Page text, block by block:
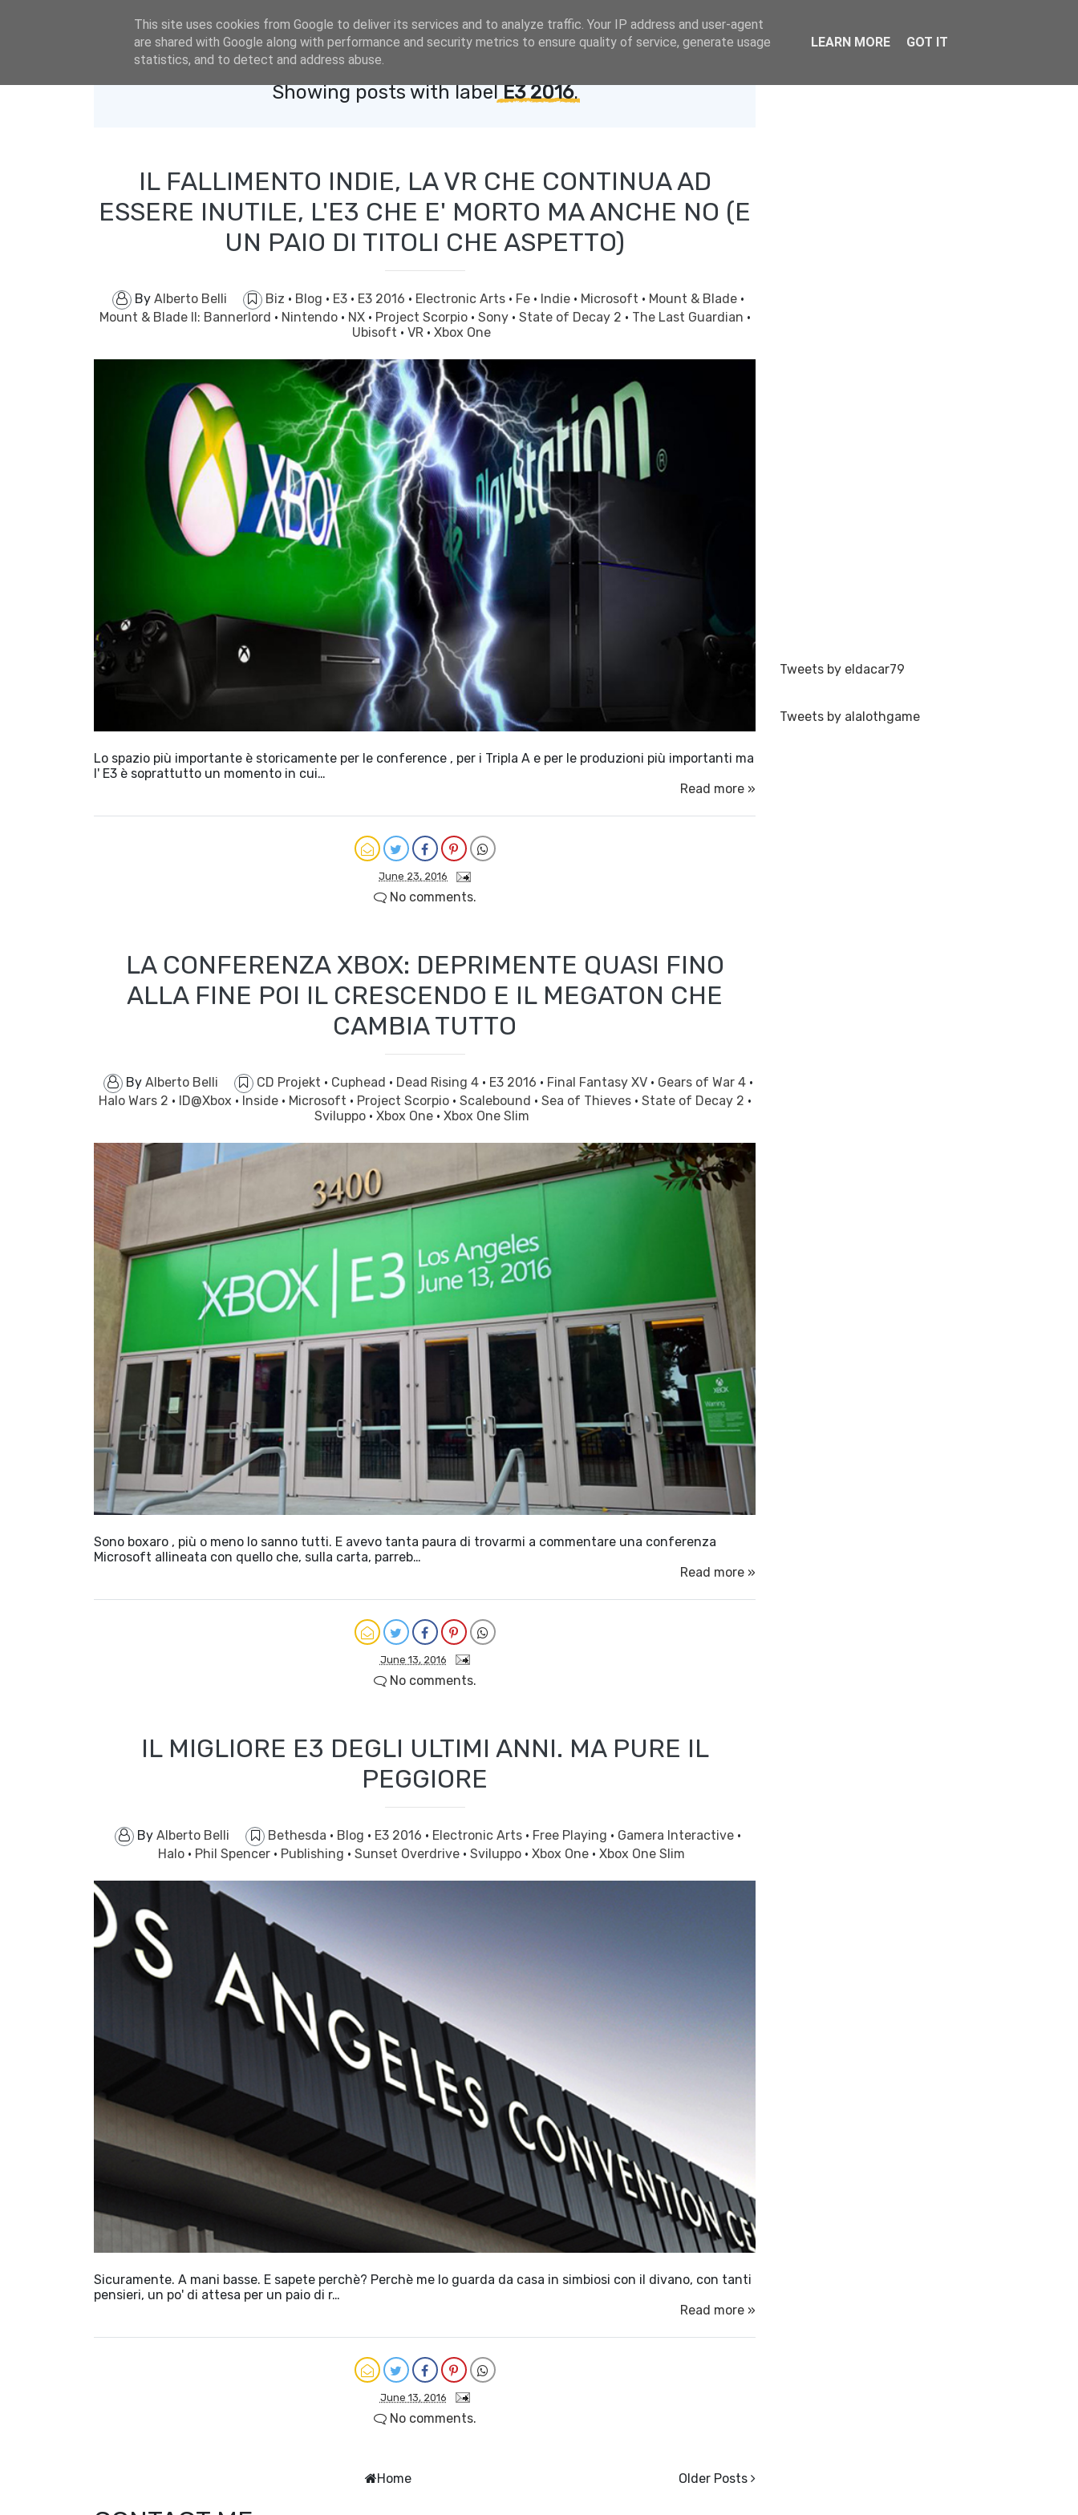
Showing posts with labelE3 2016.
IL FALLIMENTO INDIE, LA VR CHE CONTINUA AD
ESSERE INUTILE, L'E3 CHE E' MORTO MA ANCHE NO (E
UN PAIO DI TITOLI CHE ASPETTO)
By Alberto Belli Biz · Blog · E3 · E3 2016 · Electronic Arts · Fe · Indie · Microsoft · Mount & Blade ·
Mount & Blade II: Bannerlord · Nintendo · NX · Project Scorpio · Sony · State of Decay 2 · The Last Guardian ·
Ubisoft · VR · Xbox One
Lo spazio più importante è storicamente per le conference , per i Tripla A e per le produzioni più importanti ma
l' E3 è soprattutto un momento in cui…
Read more »
June 23, 2016
No comments.
LA CONFERENZA XBOX: DEPRIMENTE QUASI FINO
ALLA FINE POI IL CRESCENDO E IL MEGATON CHE
CAMBIA TUTTO
By Alberto Belli CD Projekt · Cuphead · Dead Rising 4 · E3 2016 · Final Fantasy XV · Gears of War 4 ·
Halo Wars 2 · ID@Xbox · Inside · Microsoft · Project Scorpio · Scalebound · Sea of Thieves · State of Decay 2 ·
Sviluppo · Xbox One · Xbox One Slim
Sono boxaro , più o meno lo sanno tutti. E avevo tanta paura di trovarmi a commentare una conferenza
Microsoft allineata con quello che, sulla carta, parreb…
Read more »
June 13, 2016
No comments.
IL MIGLIORE E3 DEGLI ULTIMI ANNI. MA PURE IL
PEGGIORE
By Alberto Belli Bethesda · Blog · E3 2016 · Electronic Arts · Free Playing · Gamera Interactive ·
Halo · Phil Spencer · Publishing · Sunset Overdrive · Sviluppo · Xbox One · Xbox One Slim
Sicuramente. A mani basse. E sapete perchè? Perchè me lo guarda da casa in simbiosi con il divano, con tanti
pensieri, un po' di attesa per un paio di r…
Read more »
June 13, 2016
No comments.
Older Posts
Home
Tweets by eldacar79
Tweets by alalothgame
This site uses cookies from Google to deliver its services and to analyze traffic. Your IP address and user-agent
are shared with Google along with performance and security metrics to ensure quality of service, generate usage
statistics, and to detect and address abuse.
LEARN MORE GOT IT